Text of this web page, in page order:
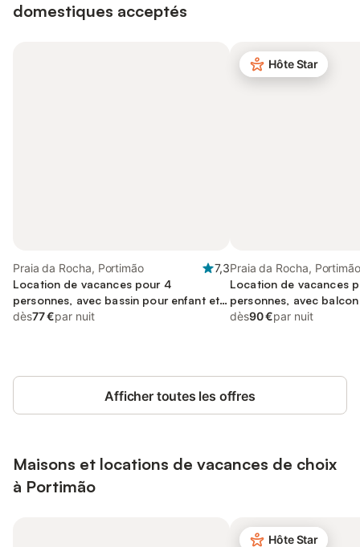
domestiques acceptés
Praia da Rocha, Portimão
7,3
Location de vacances pour 4
personnes, avec bassin pour enfant et
balcon
dès77 €par nuit
Hôte Star
Praia da Rocha, Portimão
Location de vacances
personnes, avec
enfant
dès90 €par nuit
Afficher toutes les offres
Maisons et locations de vacances de choix
à Portimão
Hôte Star